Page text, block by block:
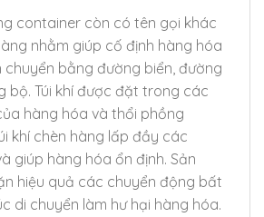
container còn có tên gọi khác
nhằm giúp cố định hàng hóa
chuyển bằng đường biển, đường
bộ. Túi khí được đặt trong các
hàng hóa và thổi phồng
khí chèn hàng lấp đầy các
giúp hàng hóa ổn định. Sản
hiệu quả các chuyển động bất
di chuyển làm hư hại hàng hóa.